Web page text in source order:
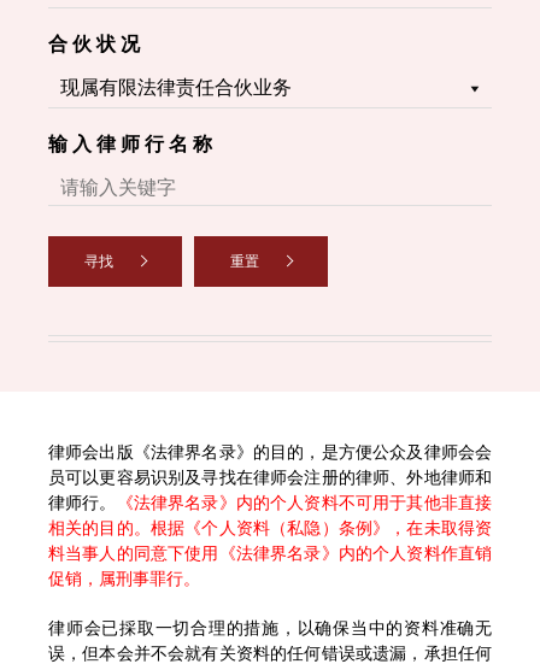
合 伙 状 况
输 入 律 师 行 名 称
寻找 重置
律师会出版《法律界名录》的目的，是方便公众及律师会会
员可以更容易识别及寻找在律师会注册的律师、外地律师和
律师行。
《法律界名录》内的个人资料不可用于其他非直接
相关的目的。根据《个人资料（私隐）条例》，在未取得资
料当事人的同意下使用《法律界名录》内的个人资料作直销
促销，属刑事罪行。
律师会已採取一切合理的措施，以确保当中的资料准确无
误，但本会并不会就有关资料的任何错误或遗漏，承担任何